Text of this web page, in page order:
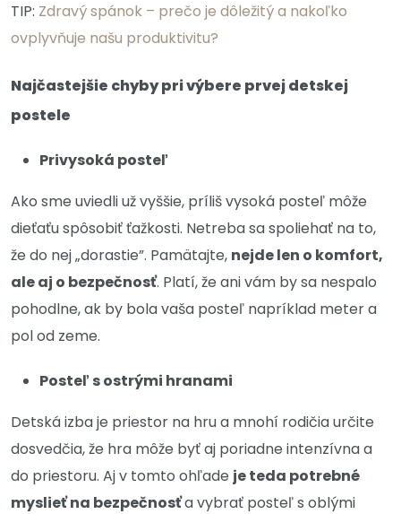
TIP: Zdravý spánok – prečo je dôležitý a nakoľko
ovplyvňuje našu produktivitu?
Najčastejšie chyby pri výbere prvej detskej
postele
Privysoká posteľ
Ako sme uviedli už vyššie, príliš vysoká posteľ môže
dieťaťu spôsobiť ťažkosti. Netreba sa spoliehať na to,
že do nej „dorastie”. Pamätajte, nejde len o komfort,
ale aj o bezpečnosť. Platí, že ani vám by sa nespalo
pohodlne, ak by bola vaša posteľ napríklad meter a
pol od zeme.
Posteľ s ostrými hranami
Detská izba je priestor na hru a mnohí rodičia určite
dosvedčia, že hra môže byť aj poriadne intenzívna a
do priestoru. Aj v tomto ohľade je teda potrebné
myslieť na bezpečnosťa vybrať posteľ s oblými